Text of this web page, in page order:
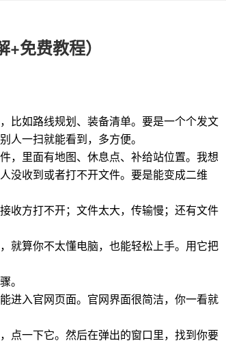
免费教程）
如路线规划、装备清单。要是一个个发文
人一扫就能看到，多方便。
，里面有地图、休息点、补给站位置。我想
没收到或者打不开文件。要是能变成二维
收方打不开；文件太大，传输慢；还有文件
就算你不太懂电脑，也能轻松上手。用它把
。
进入官网页面。官网界面很简洁，你一看就
点一下它。然后在弹出的窗口里，找到你要